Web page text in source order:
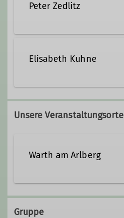
Peter Zedlitz
Qualifikationen
Wanderleiter
Elisabeth Kuhne
Qualifikationen
Unsere Veranstaltungsorte
Warth am Arlberg
Gruppe